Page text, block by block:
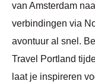
van Amsterdam
verbindingen via
avontuur al snel.
Travel Portland
laat je inspireren